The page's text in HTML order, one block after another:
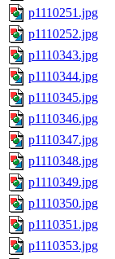
p1110251.jpg
p1110252.jpg
p1110343.jpg
p1110344.jpg
p1110345.jpg
p1110346.jpg
p1110347.jpg
p1110348.jpg
p1110349.jpg
p1110350.jpg
p1110351.jpg
p1110353.jpg